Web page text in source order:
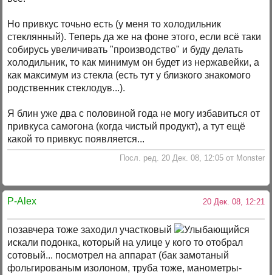
Но привкус точьно есть (у меня то холодильник
стеклянный). Теперь да же на фоне этого, если всё таки
собирусь увеличивать "производство" и буду делать
холодильник, то как минимум он будет из нержавейки, а
как максимум из стекла (есть тут у близкого знакомого
родственник стеклодув...).
Я блин уже два с половиной года не могу избавиться от
привкуса самогона (когда чистый продукт), а тут ещё
какой то привкус появляется...
Посл. ред. 20 Дек. 08, 12:05 от Monster
P-Alex 20 Дек. 08, 12:21
позавчера тоже заходил участковый
искали подонка, который на улице у кого то отобрал
сотовый... посмотрел на аппарат (бак замотаный
фольгированым изолоном, труба тоже, манометры-